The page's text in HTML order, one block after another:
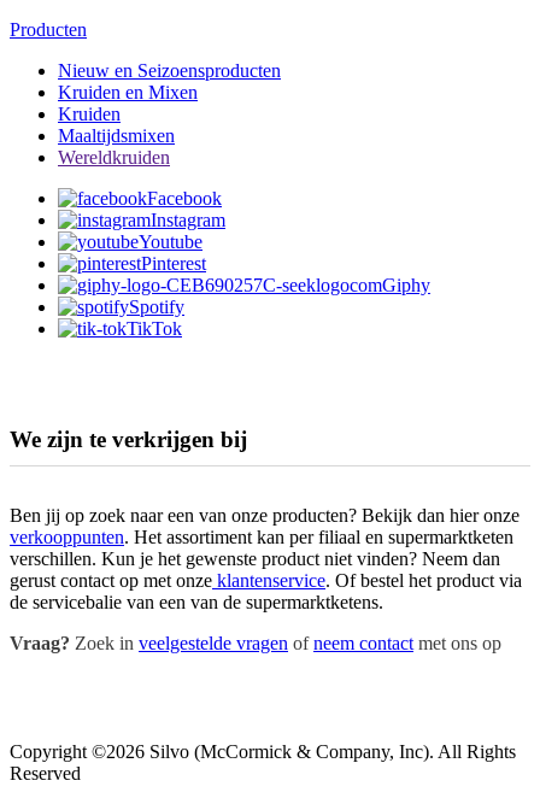
Producten
Nieuw en Seizoensproducten
Kruiden en Mixen
Kruiden
Maaltijdsmixen
Wereldkruiden
Facebook
Instagram
Youtube
Pinterest
Giphy
Spotify
TikTok
We zijn te verkrijgen bij
Ben jij op zoek naar een van onze producten? Bekijk dan hier onze
verkooppunten. Het assortiment kan per filiaal en supermarktketen
verschillen. Kun je het gewenste product niet vinden? Neem dan
gerust contact op met onze klantenservice. Of bestel het product via
de servicebalie van een van de supermarktketens.
Vraag? Zoek in veelgestelde vragen ofneem contact met ons op
Copyright ©2026 Silvo (McCormick & Company, Inc). All Rights
Reserved